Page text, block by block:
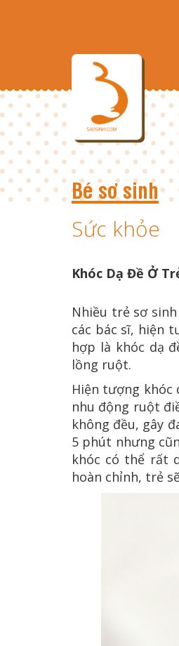
Bé sơ sinh
Sức khỏe
Khóc Dạ Đề Ở
Nhiều trẻ sơ
các bác sĩ, hiện
hợp là khóc dạ
lồng ruột.
Hiện tượng
nhu động ruột
không đều, gây
5 phút nhưng
khóc có thể rất
hoàn chỉnh, trẻ